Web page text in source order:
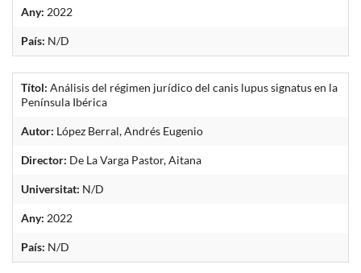
Any: 2022
País: N/D
Títol: Análisis del régimen jurídico del canis lupus signatus en la
Península Ibérica
Autor: López Berral, Andrés Eugenio
Director: De La Varga Pastor, Aitana
Universitat: N/D
Any: 2022
País: N/D